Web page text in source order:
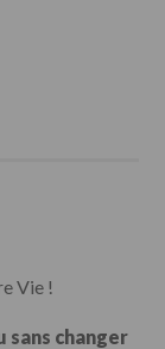
Vie !
changer